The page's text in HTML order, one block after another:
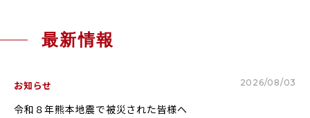
Glexa最新情報
お知らせ 2026/08/03
令和８年熊本地震で被災された皆様へ